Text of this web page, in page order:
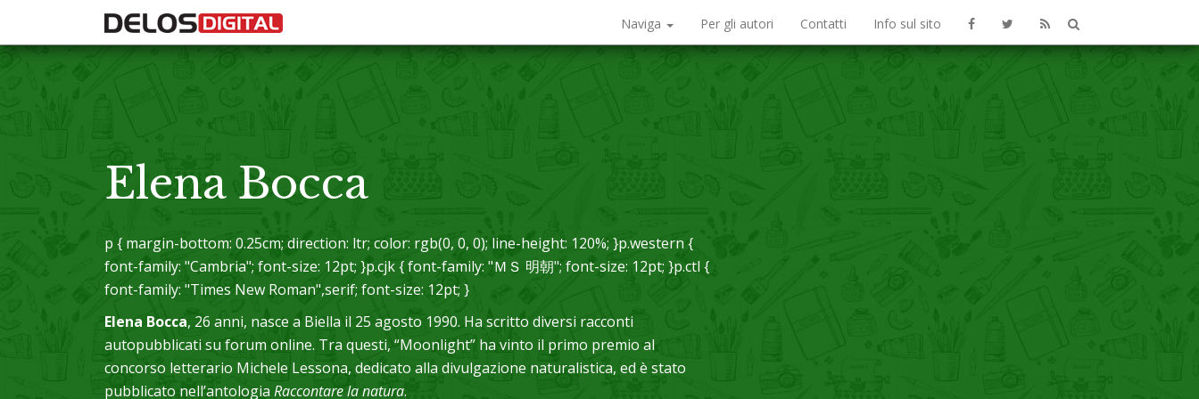
Naviga Per gli autori Contatti Info sul sito
Elena Bocca
p { margin-bottom: 0.25cm; direction: ltr; color: rgb(0, 0, 0); line-height: 120%; }p.western {
font-family: "Cambria"; font-size: 12pt; }p.cjk { font-family: "ＭＳ 明朝"; font-size: 12pt; }p.ctl {
font-family: "Times New Roman",serif; font-size: 12pt; }
Elena Bocca, 26 anni, nasce a Biella il 25 agosto 1990. Ha scritto diversi racconti
autopubblicati su forum online. Tra questi, “Moonlight” ha vinto il primo premio al
concorso letterario Michele Lessona, dedicato alla divulgazione naturalistica, ed è stato
pubblicato nell’antologia Raccontare la natura.